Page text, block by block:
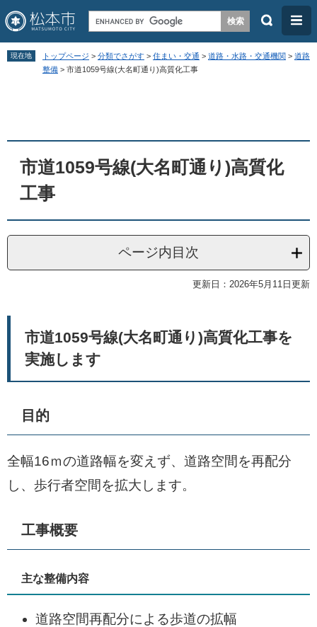
ペ
メ
へ
検
メ
ニ
ュ
現在地 トップページ > 分類でさがす > 住まい・交通 > 道路・水路・交通機関 > 道路
整備 > 市道1059号線(大名町通り)高質化工事
市道1059号線(大名町通り)高質化
工事
ページ内目次
更新日：2026年5月11日更新
市道1059号線(大名町通り)高質化工事を
実施します
目的
全幅16ｍの道路幅を変えず、道路空間を再配分
し、歩行者空間を拡大します。
工事概要
主な整備内容
道路空間再配分による歩道の拡幅